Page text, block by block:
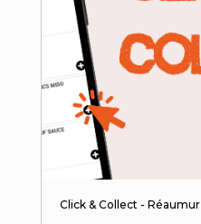
Click & Collect - Réaumur